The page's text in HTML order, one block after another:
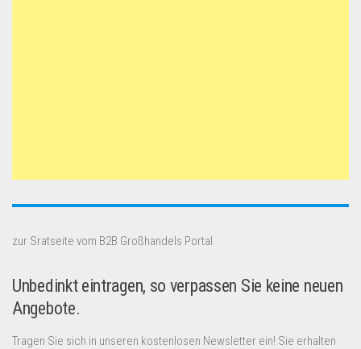
zur Sratseite vom B2B Großhandels Portal
Unbedinkt eintragen, so verpassen Sie keine neuen
Angebote.
Tragen Sie sich in unseren kostenlosen Newsletter ein! Sie erhalten